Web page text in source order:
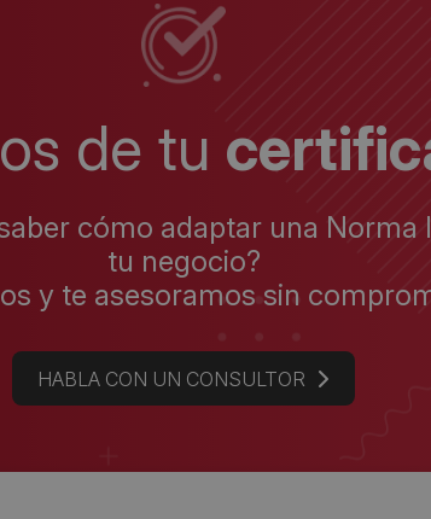
de tu
cómo adaptar una Norma
tu negocio?
y te asesoramos sin
HABLA CON UN CONSULTOR